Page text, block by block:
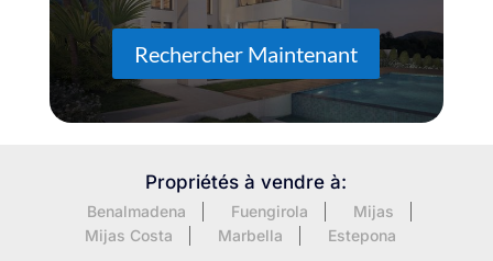
Rechercher Maintenant
Propriétés à vendre à:
Benalmadena Fuengirola
Mijas
Mijas Costa
Marbella Estepona